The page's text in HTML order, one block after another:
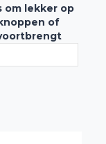
om lekker op
of